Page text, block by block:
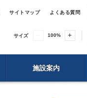
サイトマップ よくある質問
サイズ 100%
施設案内